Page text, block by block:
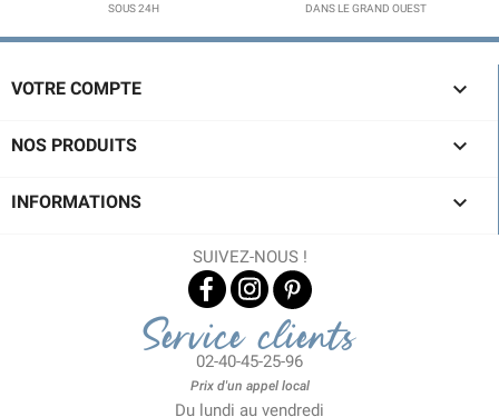
SOUS 24H
DANS LE GRAND OUEST
VOTRE COMPTE 
NOS PRODUITS 
INFORMATIONS 
SUIVEZ-NOUS !
Service clients
02-40-45-25-96
Prix d'un appel local
Du lundi au vendredi